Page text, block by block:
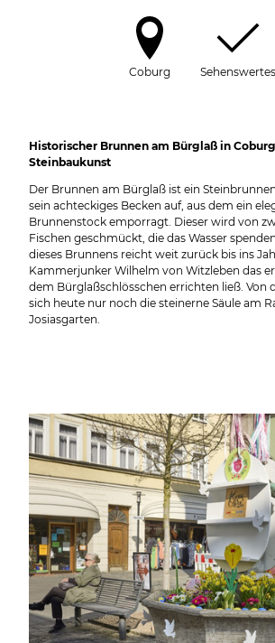
Coburg Sehenswertes
Historischer Brunnen am Bürglaß in
Steinbaukunst
Der Brunnen am Bürglaß ist ein
sein achteckiges Becken auf, aus dem ein
Brunnenstock emporragt. Dieser wird von
Fischen geschmückt, die das Wasser
dieses Brunnens reicht weit zurück bis ins
Kammerjunker Wilhelm von Witzleben das
dem Bürglaßschlösschen errichten ließ. Von
sich heute nur noch die steinerne Säule am
Josiasgarten.